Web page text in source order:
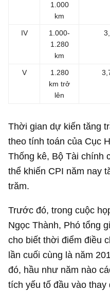
1.000
km
IV
1.000-
1.280
km
V
1.280
km trở
lên
Thời gian dự kiến tăng
theo tính toán của Cục
Thống kê, Bộ Tài chính
thể khiến CPI năm nay
trăm.
Trước đó, trong cuộc
Ngọc Thành, Phó tổng
cho biết thời điểm điều
lần cuối cùng là năm
đó, hầu như năm nào
tích yếu tố đầu vào thay